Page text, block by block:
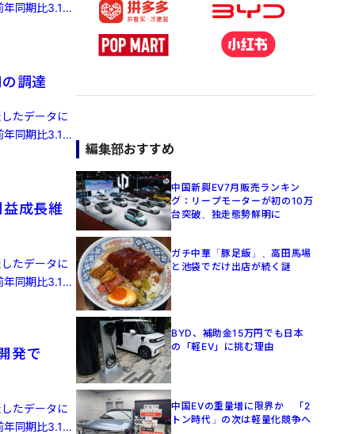
同期比3.1%
調達
たデータに
同期比3.1%
成長維
たデータに
同期比3.1%
発で
たデータに
同期比3.1%
編集部おすすめ
中国新興EV7月販売ランキン
グ：リープモーターが初の10万
台突破、独走態勢鮮明に
ガチ中華「豚足飯」、高田馬場
と池袋でだけ出店が続く謎
BYD、補助金15万円でも日本
の「軽EV」に挑む理由
中国EVの重量増に限界か 「2
トン時代」の次は軽量化競争へ